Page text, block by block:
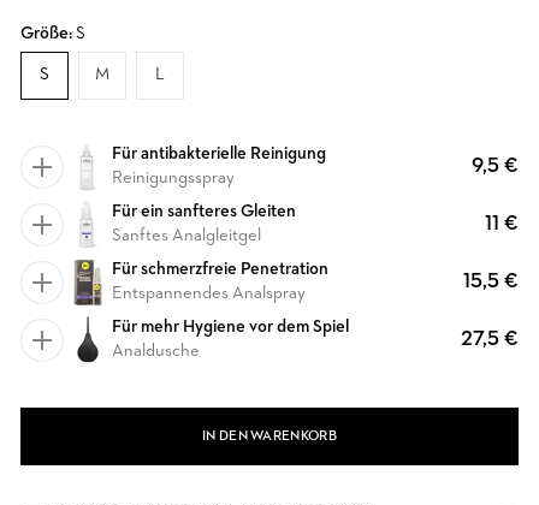
Größe: S
S M L
Für antibakterielle Reinigung
Reinigungsspray
9,5 €
Für ein sanfteres Gleiten
Sanftes Analgleitgel
11 €
Für schmerzfreie Penetration
Entspannendes Analspray
15,5 €
Für mehr Hygiene vor dem Spiel
Analdusche
27,5 €
IN DEN WARENKORB